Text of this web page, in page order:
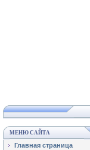
МЕНЮ САЙТА
Главная страница